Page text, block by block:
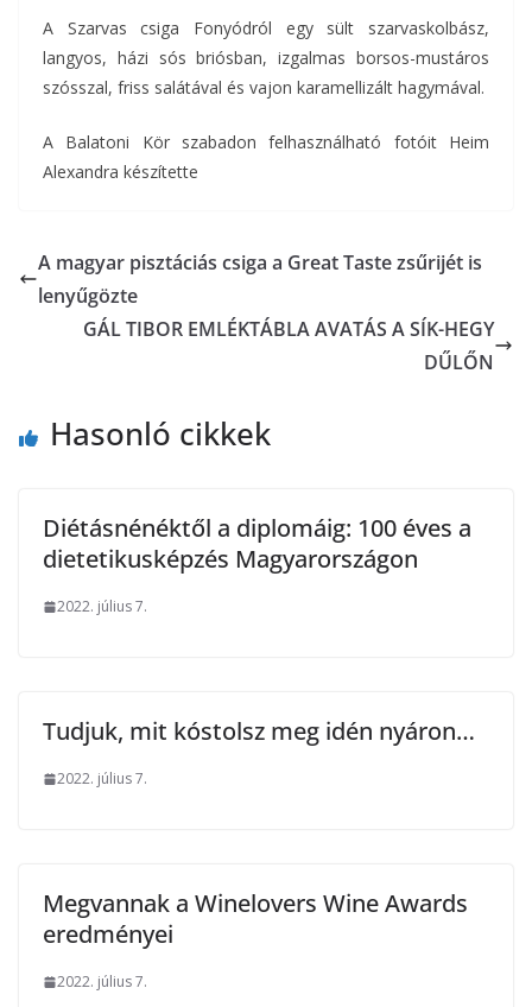
A Szarvas csiga Fonyódról egy sült szarvaskolbász,
langyos, házi sós briósban, izgalmas borsos-mustáros
szósszal, friss salátával és vajon karamellizált hagymával.
A Balatoni Kör szabadon felhasználható fotóit Heim
Alexandra készítette
A magyar pisztáciás csiga a Great Taste zsűrijét is
lenyűgözte
GÁL TIBOR EMLÉKTÁBLA AVATÁS A SÍK-HEGY
DŰLŐN
Hasonló cikkek
Diétásnénéktől a diplomáig: 100 éves a
dietetikusképzés Magyarországon
2022. július 7.
Tudjuk, mit kóstolsz meg idén nyáron…
2022. július 7.
Megvannak a Winelovers Wine Awards
eredményei
2022. július 7.